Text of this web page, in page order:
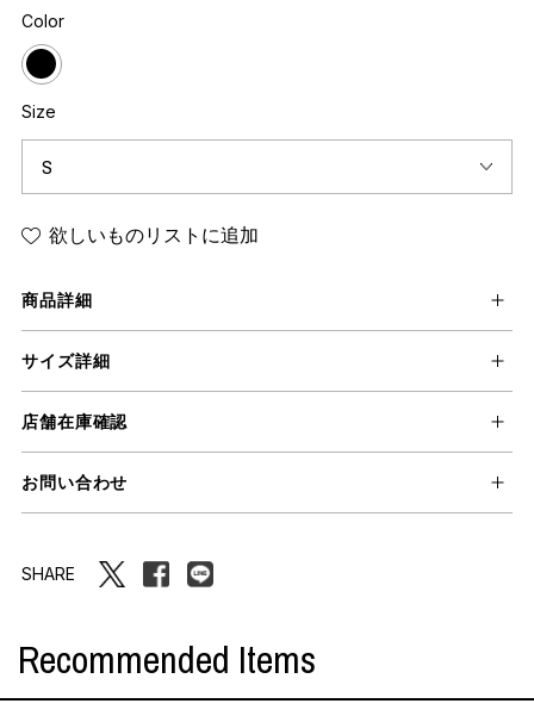
Color
Size
欲しいものリストに追加
商品詳細
サイズ詳細
店舗在庫確認
お問い合わせ
SHARE
Recommended Items